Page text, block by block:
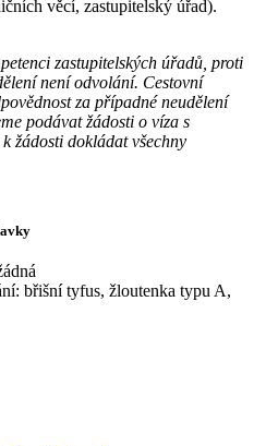
věcí, zastupitelský úřad).
zastupitelských úřadů, proti
není odvolání. Cestovní
za případné neudělení
podávat žádosti o víza s
žádosti dokládat všechny
břišní tyfus, žloutenka typu A,